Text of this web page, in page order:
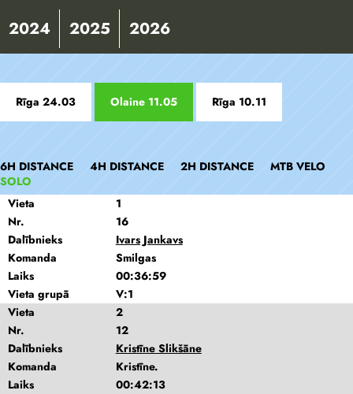
2024 2025 2026
Rīga 24.03 Olaine 11.05 Rīga 10.11
6H DISTANCE 4H DISTANCE 2H DISTANCE
MTB VELO
SOLO
Vieta
1
Nr.
16
Dalībnieks
Ivars Jankavs
Komanda
Smilgas
Laiks
00:36:59
Vieta grupā
V:1
Vieta
2
Nr.
12
Dalībnieks
Kristīne Slikšāne
Komanda
Kristīne.
Laiks
00:42:13